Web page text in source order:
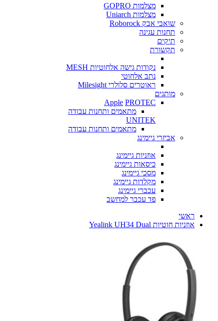
מצלמות GOPRO
מצלמות Uniarch
שואבי אבק Roborock
תחנות עגינה
תיקים
תקשורת
נקודות גישה אלחוטיות MESH
נתב אלחוטי
ראוטרים סלולרי Milesight
מותגים
Apple PROTEC
מתאמים ותחנות עבודה
UNITEK
מתאמים ותחנות עבודה
אביזרי גיימינג
אוזניות גיימינג
כיסאות גיימינג
מסכי גיימינג
מקלדות גיימינג
עכברי גיימינג
פד עכבר למחשב
ראשי
אוזניות ‏חוטיות Yealink UH34 Dual